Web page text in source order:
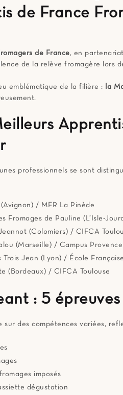
de France
de France, en
de la relève fromagère lors
emblématique de la filière :
la
professionnels se sont
/ MFR La Pinède
Fromages de Pauline (L’Isle-
(Colomiers) / CIFCA
(Marseille) / Campus
Trois Jean (Lyon) / École
(Bordeaux) / CIFCA Toulouse
: 5
sur des compétences variées,
imposés
dégustation